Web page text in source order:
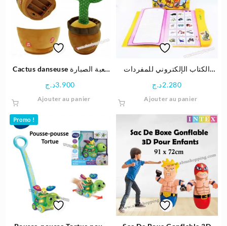
Cactus danseuse لعبة الصبارة
3.900د.ج
Ajouter au panier
الكتاب الإلكتروني للمفردات
2.280د.ج
Ajouter au panier
Promo !